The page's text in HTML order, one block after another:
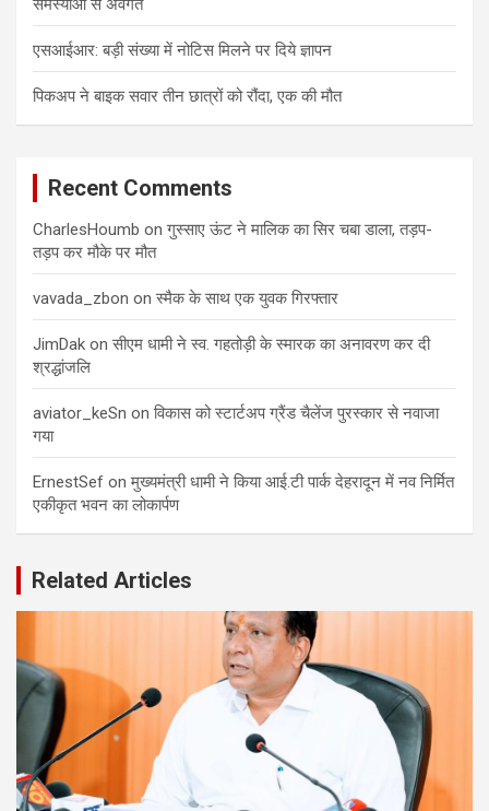
समस्याओं से अवगत
एसआईआर: बड़ी संख्या में नोटिस मिलने पर दिये ज्ञापन
पिकअप ने बाइक सवार तीन छात्रों को रौंदा, एक की मौत
Recent Comments
CharlesHoumb onगुस्साए ऊंट ने मालिक का सिर चबा डाला, तड़प-
तड़प कर मौके पर मौत
vavada_zbon onस्मैक के साथ एक युवक गिरफ्तार
JimDak onसीएम धामी ने स्व. गहतोड़ी के स्मारक का अनावरण कर दी
श्रद्धांजलि
aviator_keSn onविकास को स्टार्टअप ग्रैंड चैलेंज पुरस्कार से नवाजा
गया
ErnestSef onमुख्यमंत्री धामी ने किया आई.टी पार्क देहरादून में नव निर्मित
एकीकृत भवन का लोकार्पण
Related Articles